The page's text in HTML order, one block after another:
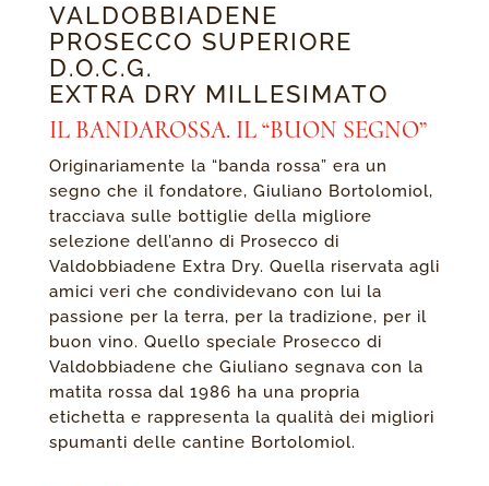
VALDOBBIADENE
PROSECCO SUPERIORE
D.O.C.G.
EXTRA DRY MILLESIMATO
IL BANDAROSSA. IL “BUON SEGNO”
Originariamente la “banda rossa” era un
segno che il fondatore, Giuliano Bortolomiol,
tracciava sulle bottiglie della migliore
selezione dell’anno di Prosecco di
Valdobbiadene Extra Dry. Quella riservata agli
amici veri che condividevano con lui la
passione per la terra, per la tradizione, per il
buon vino. Quello speciale Prosecco di
Valdobbiadene che Giuliano segnava con la
matita rossa dal 1986 ha una propria
etichetta e rappresenta la qualità dei migliori
spumanti delle cantine Bortolomiol.